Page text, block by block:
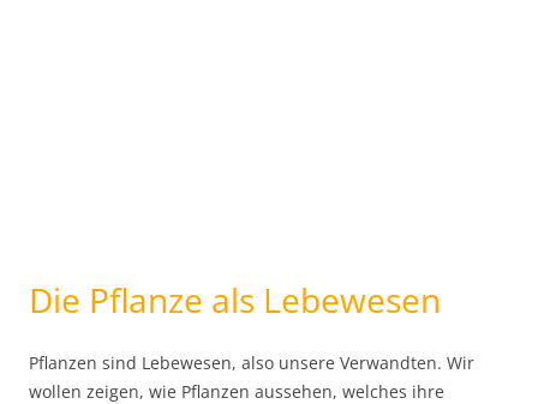
Die Pflanze als Lebewesen
Pflanzen sind Lebewesen, also unsere Verwandten. Wir
wollen zeigen, wie Pflanzen aussehen, welches ihre